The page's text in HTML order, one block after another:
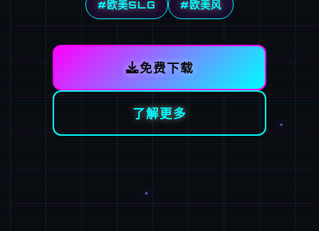
#欧美SLG #欧美风
免费下载
了解更多